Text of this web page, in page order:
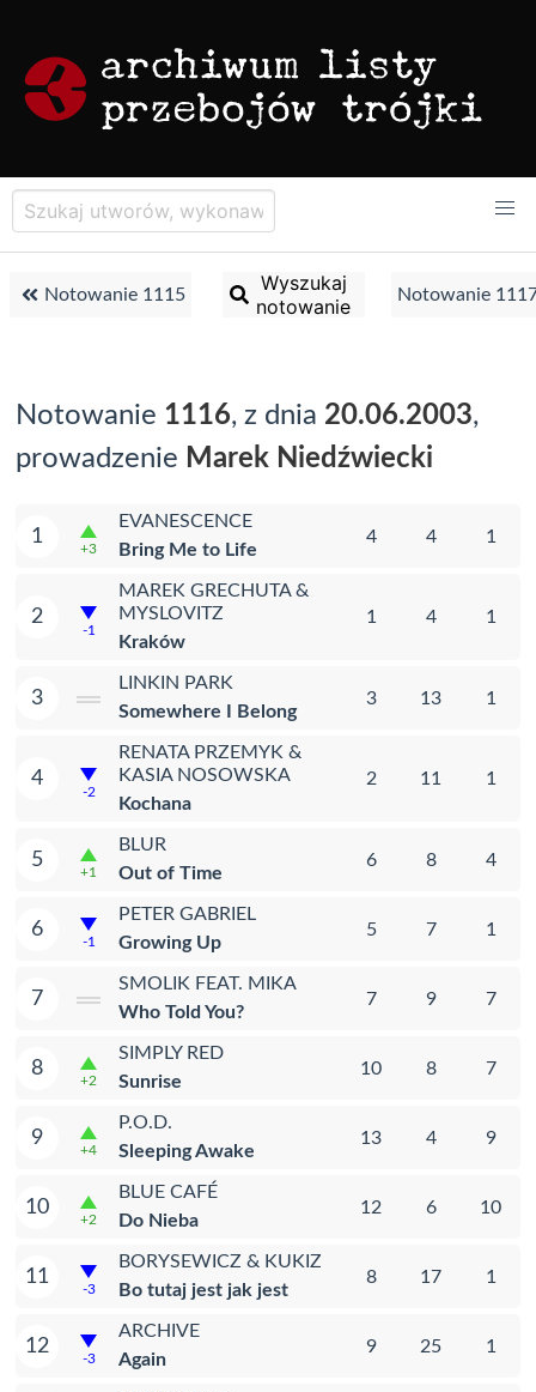
Notowanie 1115
Wyszukaj
notowanie
Notowanie
Notowanie 1116, z dnia 20.06.2003,
prowadzenie Marek Niedźwiecki
1
+3
EVANESCENCE
Bring Me to Life
4 4 1
2
-1
MAREK GRECHUTA &
MYSLOVITZ
Kraków
1 4 1
3
LINKIN PARK
Somewhere I Belong
3 13 1
4
-2
RENATA PRZEMYK &
KASIA NOSOWSKA
Kochana
2 11 1
5
+1
BLUR
Out of Time
6 8 4
6
-1
PETER GABRIEL
Growing Up
5 7 1
7
SMOLIK FEAT. MIKA
Who Told You?
7 9 7
8
+2
SIMPLY RED
Sunrise
10 8 7
9
+4
P.O.D.
Sleeping Awake
13 4 9
10
+2
BLUE CAFÉ
Do Nieba
12 6 10
11
-3
BORYSEWICZ & KUKIZ
Bo tutaj jest jak jest
8 17 1
12
-3
ARCHIVE
Again
9 25 1